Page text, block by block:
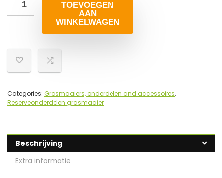
TOEVOEGEN
AAN
WINKELWAGEN
Categories: Grasmaaiers, onderdelen and accessoires,
Reserveonderdelen grasmaaier
Beschrijving
Extra informatie